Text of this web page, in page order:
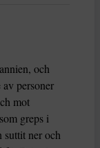
och
personer
mot
greps i
suttit ner och